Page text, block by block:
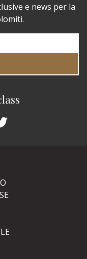
e news per la